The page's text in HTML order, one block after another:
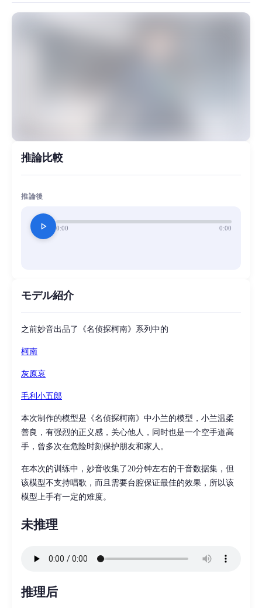
rvc, 名侦探柯南, 小兰, 少女音, 模型, 毛利兰
推論比較
推論後
play_arrow 0:00 0:00
モデル紹介
之前妙音出品了《名侦探柯南》系列中的
柯南
灰原哀
毛利小五郎
本次制作的模型是《名侦探柯南》中小兰的模型，小兰温柔
善良，有强烈的正义感，关心他人，同时也是一个空手道高
手，曾多次在危险时刻保护朋友和家人。
在本次的训练中，妙音收集了20分钟左右的干音数据集，但
该模型不支持唱歌，而且需要台腔保证最佳的效果，所以该
模型上手有一定的难度。
未推理
推理后